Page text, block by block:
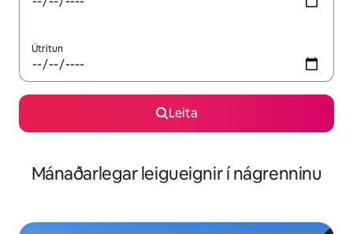
Útritun
Leita
Mánaðarlegar leigueignir í nágrenninu